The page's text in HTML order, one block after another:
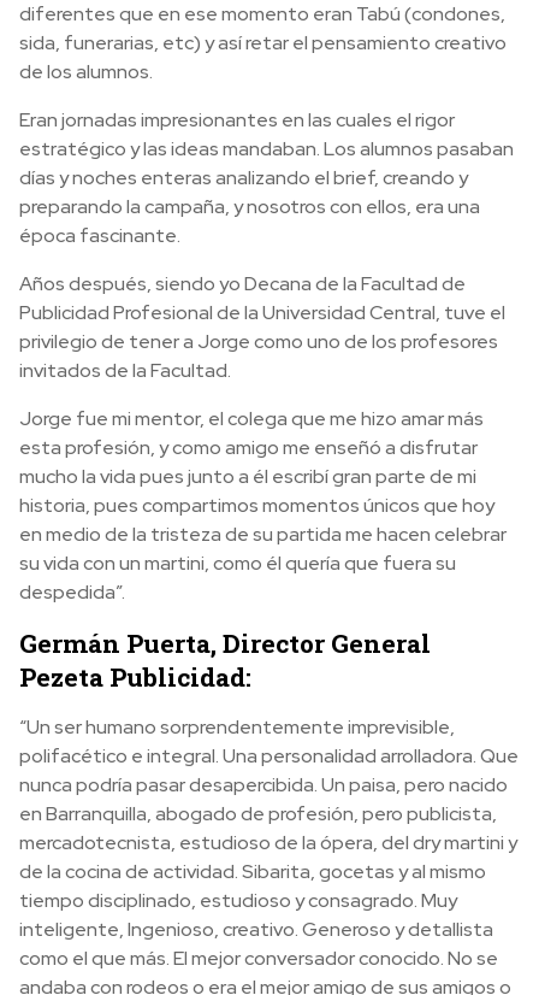
diferentes que en ese momento eran Tabú (condones,
sida, funerarias, etc) y así retar el pensamiento creativo
de los alumnos.
Eran jornadas impresionantes en las cuales el rigor
estratégico y las ideas mandaban. Los alumnos pasaban
días y noches enteras analizando el brief, creando y
preparando la campaña, y nosotros con ellos, era una
época fascinante.
Años después, siendo yo Decana de la Facultad de
Publicidad Profesional de la Universidad Central, tuve el
privilegio de tener a Jorge como uno de los profesores
invitados de la Facultad.
Jorge fue mi mentor, el colega que me hizo amar más
esta profesión, y como amigo me enseñó a disfrutar
mucho la vida pues junto a él escribí gran parte de mi
historia, pues compartimos momentos únicos que hoy
en medio de la tristeza de su partida me hacen celebrar
su vida con un martini, como él quería que fuera su
despedida”.
Germán Puerta, Director General
Pezeta Publicidad:
“Un ser humano sorprendentemente imprevisible,
polifacético e integral. Una personalidad arrolladora. Que
nunca podría pasar desapercibida. Un paisa, pero nacido
en Barranquilla, abogado de profesión, pero publicista,
mercadotecnista, estudioso de la ópera, del dry martini y
de la cocina de actividad. Sibarita, gocetas y al mismo
tiempo disciplinado, estudioso y consagrado. Muy
inteligente, Ingenioso, creativo. Generoso y detallista
como el que más. El mejor conversador conocido. No se
andaba con rodeos o era el mejor amigo de sus amigos o